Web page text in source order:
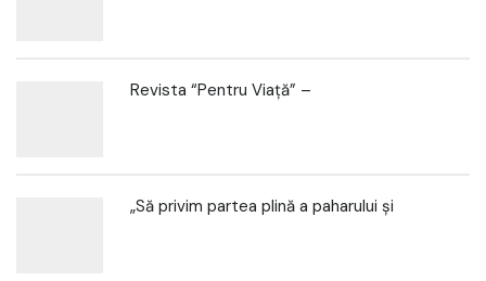
Revista “Pentru Viață” –
„Să privim partea plină a paharului și